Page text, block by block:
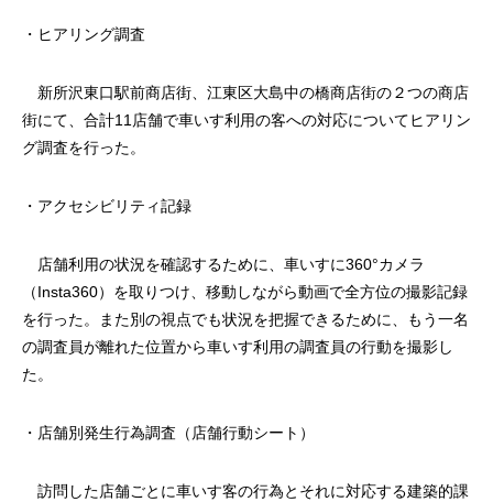
・ヒアリング調査
新所沢東口駅前商店街、江東区大島中の橋商店街の２つの商店
街にて、合計11店舗で車いす利用の客への対応についてヒアリン
グ調査を行った。
・アクセシビリティ記録
店舗利用の状況を確認するために、車いすに360°カメラ
（Insta360）を取りつけ、移動しながら動画で全方位の撮影記録
を行った。また別の視点でも状況を把握できるために、もう一名
の調査員が離れた位置から車いす利用の調査員の行動を撮影し
た。
・店舗別発生行為調査（店舗行動シート）
訪問した店舗ごとに車いす客の行為とそれに対応する建築的課